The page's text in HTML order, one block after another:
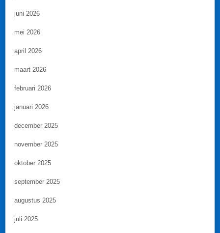
juni 2026
mei 2026
april 2026
maart 2026
februari 2026
januari 2026
december 2025
november 2025
oktober 2025
september 2025
augustus 2025
juli 2025